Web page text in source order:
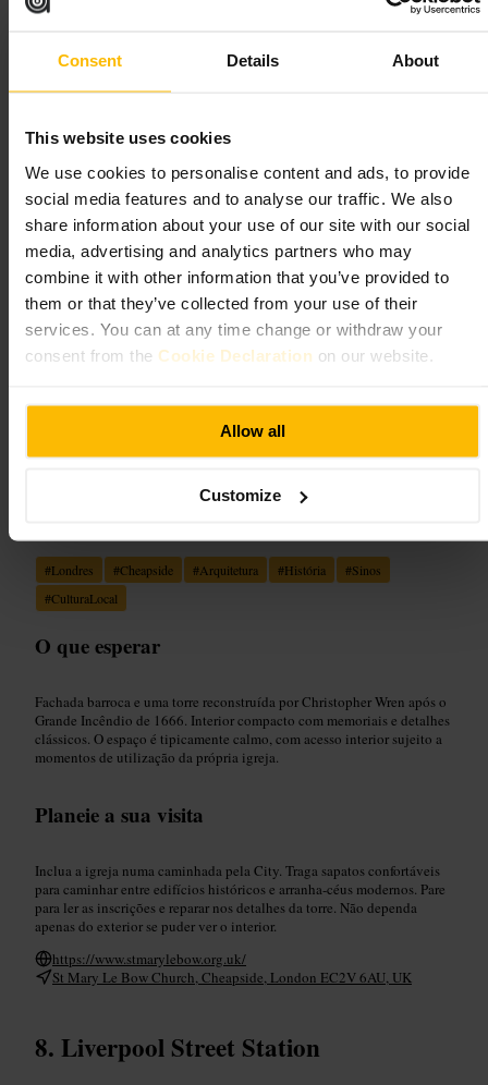
Consent Details About
This website uses cookies
We use cookies to personalise content and ads, to provide
social media features and to analyse our traffic. We also
share information about your use of our site with our social
media, advertising and analytics partners who may
combine it with other information that you’ve provided to
them or that they’ve collected from your use of their
services. You can at any time change or withdraw your
consent from the Cookie Declaration on our website.
Allow all
Customize
praças e pontes próximas para aproveitar o bairro. Se pretende entrar
calçado confortável, a área tem muitas artérias pedonais e é fácil de
30 St Mary Axe, London EC3A 8BF, UK
St Mary-le-Bow Church
Comunidade e Governo• Centro espiritual•Igreja
4,6
4,2
Imagem /St Mary-le-Bow
“Onde tocam os famosos Bow Bells de
#Londres #Cheapside #Arquitetura #História #Sinos
#CulturaLocal
O que esperar
Fachada barroca e uma torre reconstruída por Christopher Wren após o
Grande Incêndio de 1666. Interior compacto com memoriais e detalhes
clássicos. O espaço é tipicamente calmo, com acesso interior sujeito a
momentos de utilização da própria igreja.
Planeie a sua visita
Inclua a igreja numa caminhada pela City. Traga sapatos confortáveis
para caminhar entre edifícios históricos e arranha-céus modernos. Pare
para ler as inscrições e reparar nos detalhes da torre. Não dependa
apenas do exterior se puder ver o interior.
https://www.stmarylebow.org.uk/
St Mary Le Bow Church, Cheapside, London EC2V 6AU, UK
Liverpool Street Station